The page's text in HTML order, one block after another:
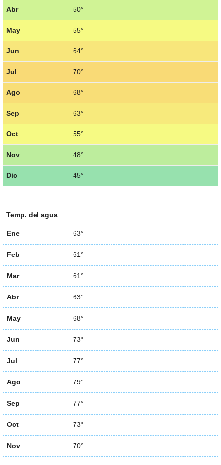
Abr 50°
May 55°
Jun 64°
Jul 70°
Ago 68°
Sep 63°
Oct 55°
Nov 48°
Dic 45°
Temp. del agua
Ene 63°
Feb 61°
Mar 61°
Abr 63°
May 68°
Jun 73°
Jul 77°
Ago 79°
Sep 77°
Oct 73°
Nov 70°